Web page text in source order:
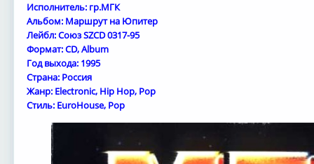
Исполнитель: гр.МГК
Альбом: Маршрут на Юпитер
Лейбл: Союз SZCD 0317-95
Формат: CD, Album
Год выхода: 1995
Страна: Россия
Жанр: Electronic, Hip Hop, Pop
Стиль: EuroHouse, Pop